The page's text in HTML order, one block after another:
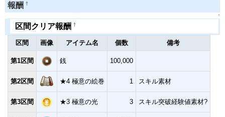
報酬 †
↑
区間クリア報酬 †
区間 画像 アイテム名 個数 備考
第1区間 銭 100,000
第2区間 ★4 極意の絵巻 1 スキル素材
第3区間 ★3 極意の光 3 スキル突破経験値素材?